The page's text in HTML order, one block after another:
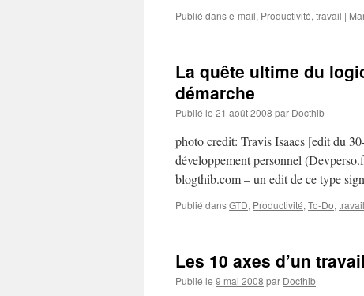
Publié danse-mail, Productivité, travail |
La quête ultime du
démarche
Publié le 21 août 2008 par Docthib
photo credit: Travis Isaacs [edit du
développement personnel
blogthib.com – un edit de ce type
Publié dansGTD, Productivité, To-Do, travail
Les 10 axes d’un
Publié le 9 mai 2008 par Docthib